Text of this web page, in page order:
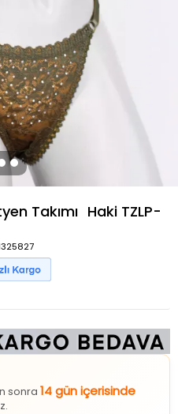
Takımı Haki TZLP-
sonra 14 gün içerisinde